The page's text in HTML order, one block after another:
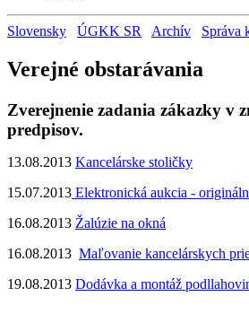
Slovensky ÚGKK SR Archív Správa
Verejné obstarávania
Zverejnenie zadania zákazky v
predpisov.
13.08.2013 Kancelárske stoličky
15.07.2013 Elektronická aukcia -
16.08.2013 Žalúzie na okná
16.08.2013 Maľovanie kancelárskych
19.08.2013 Dodávka a montáž